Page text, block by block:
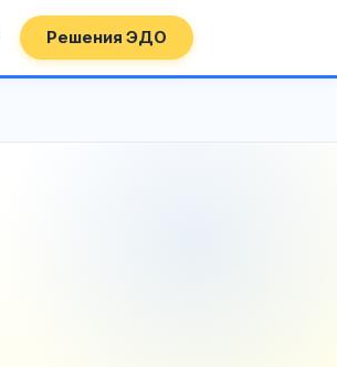
Решения ЭДО